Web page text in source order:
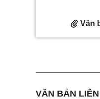
Văn
VĂN BẢN